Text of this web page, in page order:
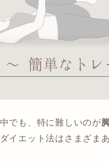
でも、特に難しいのが
イエット法はさまざま